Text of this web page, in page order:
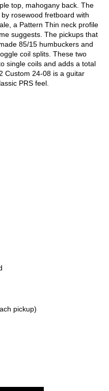
top, mahogany back. The
rosewood fretboard with
a Pattern Thin neck profile
suggests. The pickups that
85/15 humbuckers and
coil splits. These two
single coils and adds a total
Custom 24-08 is a guitar
PRS feel.
pickup)